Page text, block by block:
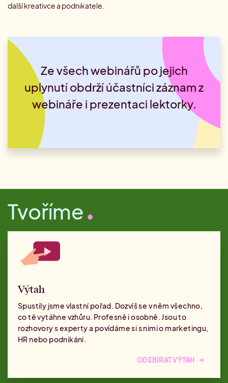
další kreativce a podnikatele.
Ze všech webinářů po jejich
uplynutí obdrží účastníci záznam z
webináře i prezentaci lektorky.
Tvoříme
Výtah
Spustily jsme vlastní pořad. Dozvíš se v něm všechno,
co tě vytáhne vzhůru. Profesně i osobně. Jsou to
rozhovory s experty a povídáme si s nimi o marketingu,
HR nebo podnikání.
ODEBÍRAT VÝTAH →